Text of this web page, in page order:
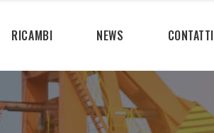
RICAMBI NEWS CONTATTI